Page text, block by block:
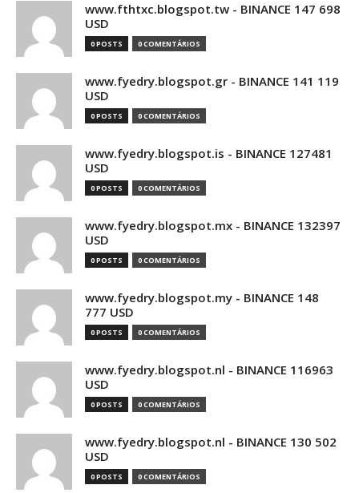
www.fthtxc.blogspot.tw - BINANCE 147 698
USD
0 POSTS 0 COMENTÁRIOS
www.fyedry.blogspot.gr - BINANCE 141 119
USD
0 POSTS 0 COMENTÁRIOS
www.fyedry.blogspot.is - BINANCE 127481
USD
0 POSTS 0 COMENTÁRIOS
www.fyedry.blogspot.mx - BINANCE 132397
USD
0 POSTS 0 COMENTÁRIOS
www.fyedry.blogspot.my - BINANCE 148
777 USD
0 POSTS 0 COMENTÁRIOS
www.fyedry.blogspot.nl - BINANCE 116963
USD
0 POSTS 0 COMENTÁRIOS
www.fyedry.blogspot.nl - BINANCE 130 502
USD
0 POSTS 0 COMENTÁRIOS